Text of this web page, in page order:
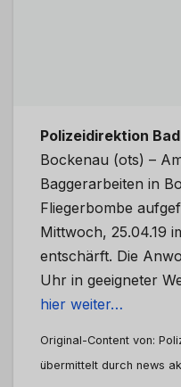
Polizeidirektion
Bockenau (ots) –
Baggerarbeiten in
Fliegerbombe
Mittwoch, 25.04.19
entschärft. Die
Uhr in geeigneter
hier weiter…
Original-Content von:
übermittelt durch news